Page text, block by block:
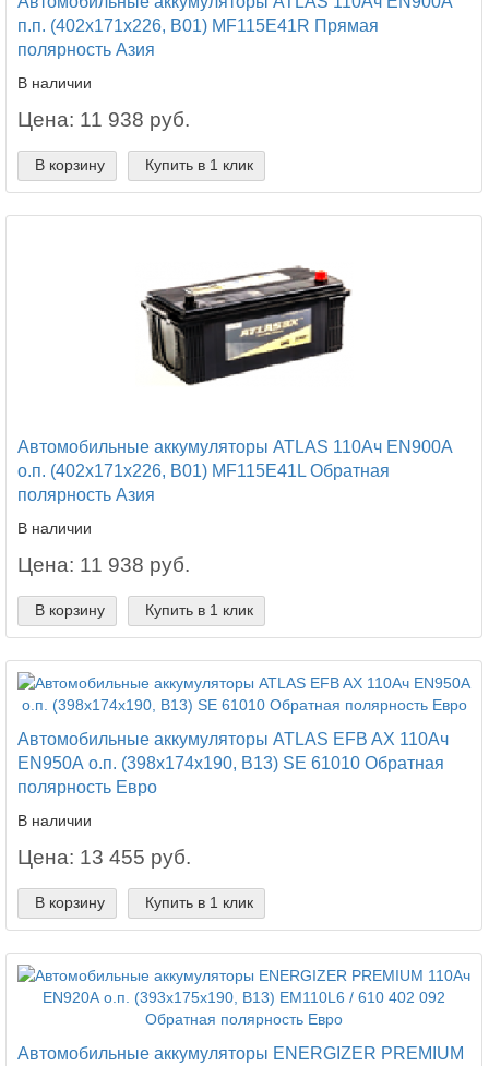
п.п. (402х171х226, B01) MF115E41R Прямая
полярность Азия
В наличии
Цена: 11 938 руб.
В корзину Купить в 1 клик
Автомобильные аккумуляторы ATLAS 110Ач EN900А
о.п. (402х171х226, B01) MF115E41L Обратная
полярность Азия
В наличии
Цена: 11 938 руб.
В корзину Купить в 1 клик
Автомобильные аккумуляторы ATLAS EFB AX 110Ач
EN950А о.п. (398х174х190, B13) SE 61010 Обратная
полярность Евро
В наличии
Цена: 13 455 руб.
В корзину Купить в 1 клик
Автомобильные аккумуляторы ENERGIZER PREMIUM